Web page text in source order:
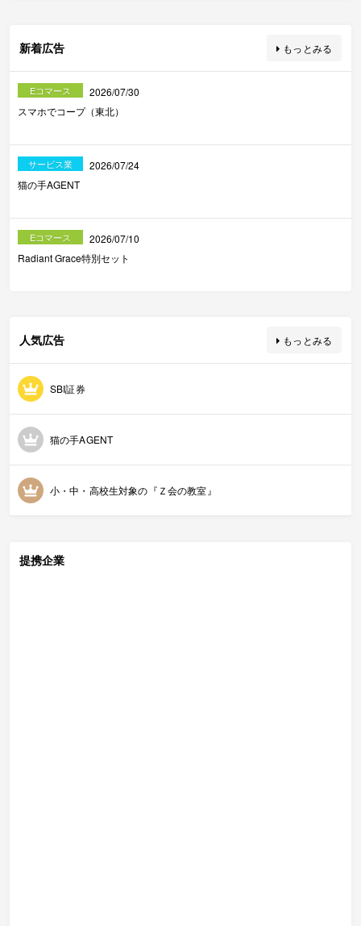
新着広告 もっとみる
Eコマース
2026/07/30
スマホでコープ（東北）
サービス業
2026/07/24
猫の手AGENT
Eコマース
2026/07/10
Radiant Grace特別セット
人気広告 もっとみる
SBI証券
猫の手AGENT
小・中・高校生対象の『Ｚ会の教室』
提携企業